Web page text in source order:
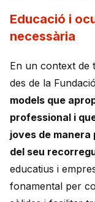
Educació i
necessària
En un context de
des de la
models que
professional i
joves de
del seu
educatius i
fonamental per